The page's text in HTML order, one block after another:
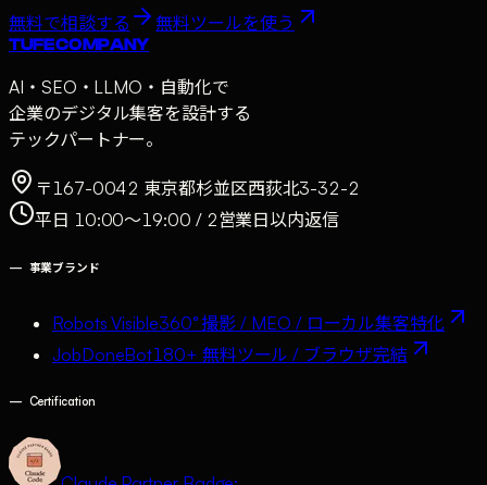
無料で相談する 無料ツールを使う
TUFE COMPANY
AI・SEO・LLMO・自動化で
企業のデジタル集客を設計する
テックパートナー。
〒167-0042 東京都杉並区西荻北3-32-2
平日 10:00〜19:00 / 2営業日以内返信
— 事業ブランド
Robots Visible360° 撮影 / MEO / ローカル集客特化
JobDoneBot180+ 無料ツール / ブラウザ完結
— Certification